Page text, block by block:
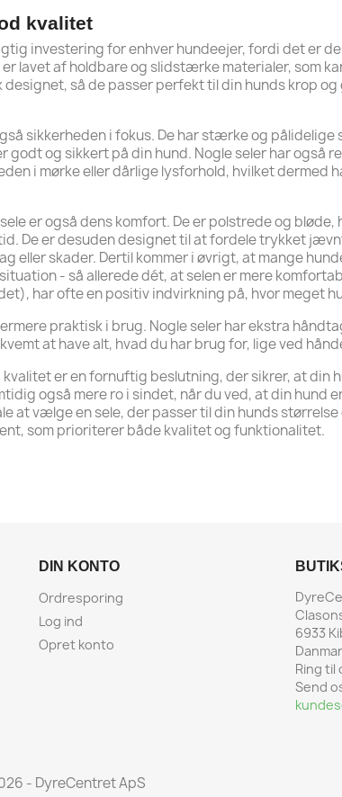
kvalitet
investering for enhver hundeejer, fordi det er
lavet af holdbare og slidstærke materialer, som
så de passer perfekt til din hunds krop
sikkerheden i fokus. De har stærke og
godt og sikkert på din hund. Nogle seler har også
i mørke eller dårlige lysforhold, hvilket dermed
er også dens komfort. De er polstrede og
De er desuden designet til at fordele trykket
eller skader. Dertil kommer i øvrigt, at mange
- så allerede dét, at selen er mere
har ofte en positiv indvirkning på, hvor meget
praktisk i brug. Nogle seler har ekstra
at have alt, hvad du har brug for, lige ved
er en fornuftig beslutning, der sikrer, at din
også mere ro i sindet, når du ved, at din hund
at vælge en sele, der passer til din hunds
som prioriterer både kvalitet og funktionalitet.
DIN KONTO
Ordresporing
Log ind
Opret konto
6933
Ring til
Send
- DyreCentret ApS